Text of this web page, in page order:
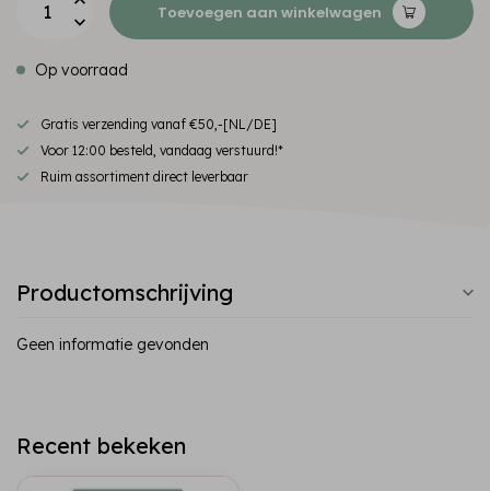
Toevoegen aan winkelwagen
Op voorraad
Gratis verzending vanaf €50,-[NL/DE]
Voor 12:00 besteld, vandaag verstuurd!*
Ruim assortiment direct leverbaar
Productomschrijving
Geen informatie gevonden
Recent bekeken